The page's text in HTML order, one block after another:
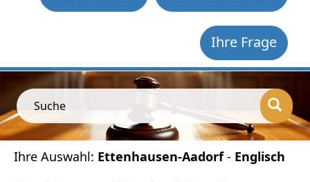
Ihre Frage
Suche
Ihre Auswahl: Ettenhausen-Aadorf- Englisch